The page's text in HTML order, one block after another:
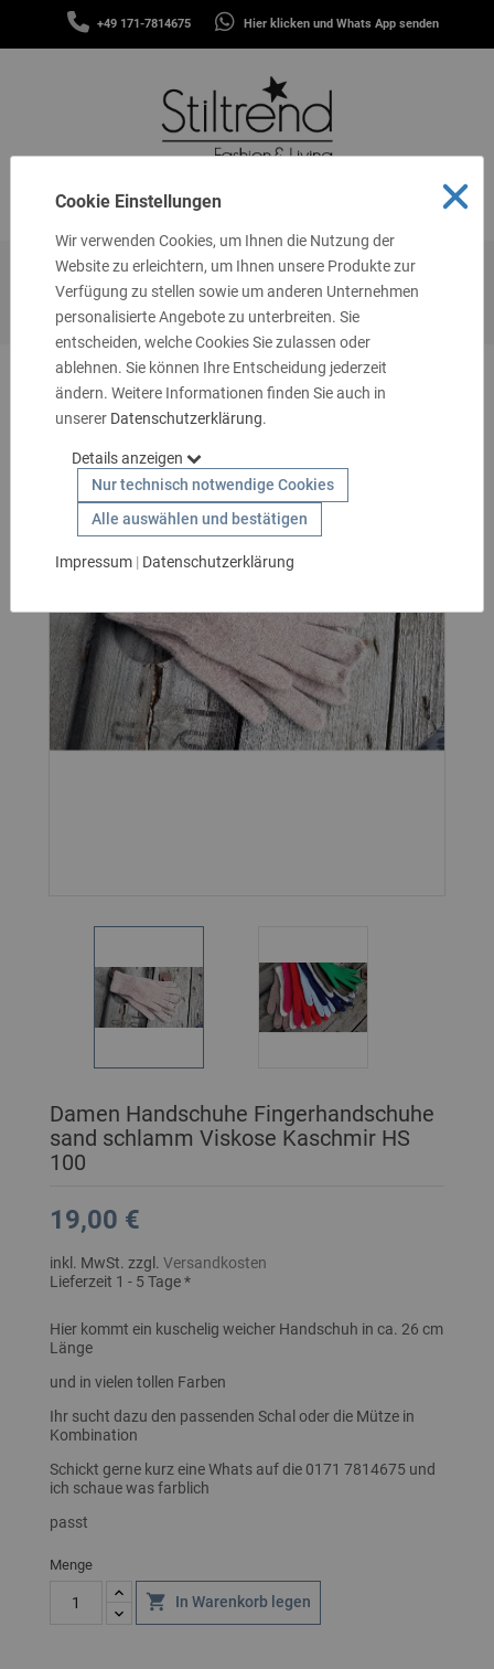
+49 171-7814675 Hier klicken und Whats App senden
MENÜ
SCHALS
STIRNBÄNDER
GUTSCHEINE
TASCHEN
&
MEHR
LIVING
SCHMUCK
SOCKEN
GESCHENKIDEEN
HANDSCHUHE
MARKEN
SALE
GÜRTEL
Startseite Handschuhe
Damen Handschuhe
Fingerhandschuhe sand schlamm Viskose Kaschmir HS 100
Damen Handschuhe Fingerhandschuhe
sand schlamm Viskose Kaschmir HS
100
19,00 €
inkl. MwSt. zzgl. Versandkosten
Lieferzeit 1 - 5 Tage *
Hier kommt ein kuschelig weicher Handschuh in ca. 26 cm
Länge
und in vielen tollen Farben
Ihr sucht dazu den passenden Schal oder die Mütze in
Kombination
Schickt gerne kurz eine Whats auf die 0171 7814675 und
ich schaue was farblich
passt
Menge
 In Warenkorb legen
Cookie Einstellungen
Wir verwenden Cookies, um Ihnen die Nutzung der
Website zu erleichtern, um Ihnen unsere Produkte zur
Verfügung zu stellen sowie um anderen Unternehmen
personalisierte Angebote zu unterbreiten. Sie
entscheiden, welche Cookies Sie zulassen oder
ablehnen. Sie können Ihre Entscheidung jederzeit
ändern. Weitere Informationen finden Sie auch in
unserer Datenschutzerklärung.
Details anzeigen
Nur technisch notwendige Cookies
Alle auswählen und bestätigen
Impressum| Datenschutzerklärung